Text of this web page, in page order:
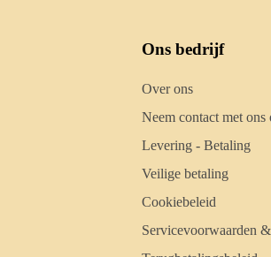
Ons bedrijf
Over ons
Neem contact met ons
Levering - Betaling
Veilige betaling
Cookiebeleid
Servicevoorwaarden &